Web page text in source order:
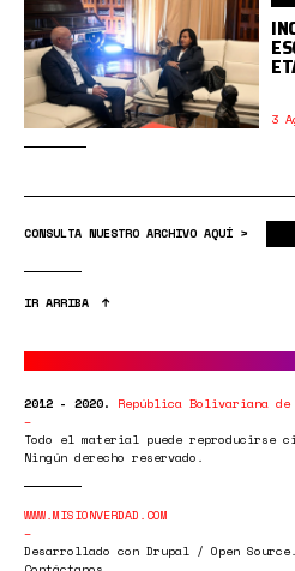
3
CONSULTA NUESTRO ARCHIVO AQUÍ >
IR ARRIBA
2012 - 2020. República Bolivariana de
Todo el material puede reproducirse
Ningún derecho reservado.
WWW.MISIONVERDAD.COM
Desarrollado con Drupal / Open Source.